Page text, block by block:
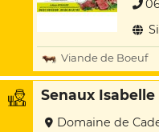
Viande de Boeuf
Senaux Isabelle
Domaine de